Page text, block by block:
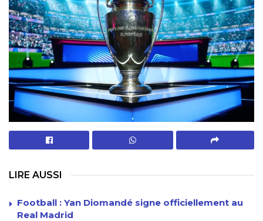
LIRE AUSSI
Football : Yan Diomandé signe officiellement au
Real Madrid